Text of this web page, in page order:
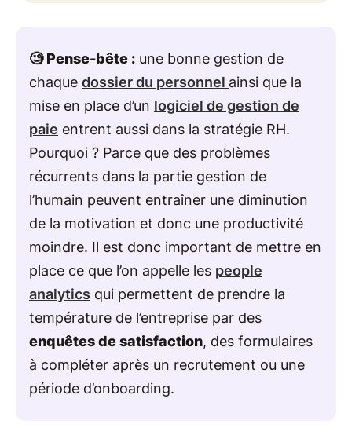
🧐 Pense-bête : une bonne gestion de
chaque dossier du personnel ainsi que la
mise en place d’un logiciel de gestion de
paie entrent aussi dans la stratégie RH.
Pourquoi ? Parce que des problèmes
récurrents dans la partie gestion de
l’humain peuvent entraîner une diminution
de la motivation et donc une productivité
moindre. Il est donc important de mettre en
place ce que l’on appelle les people
analytics qui permettent de prendre la
température de l’entreprise par des
enquêtes de satisfaction, des formulaires
à compléter après un recrutement ou une
période d’onboarding.